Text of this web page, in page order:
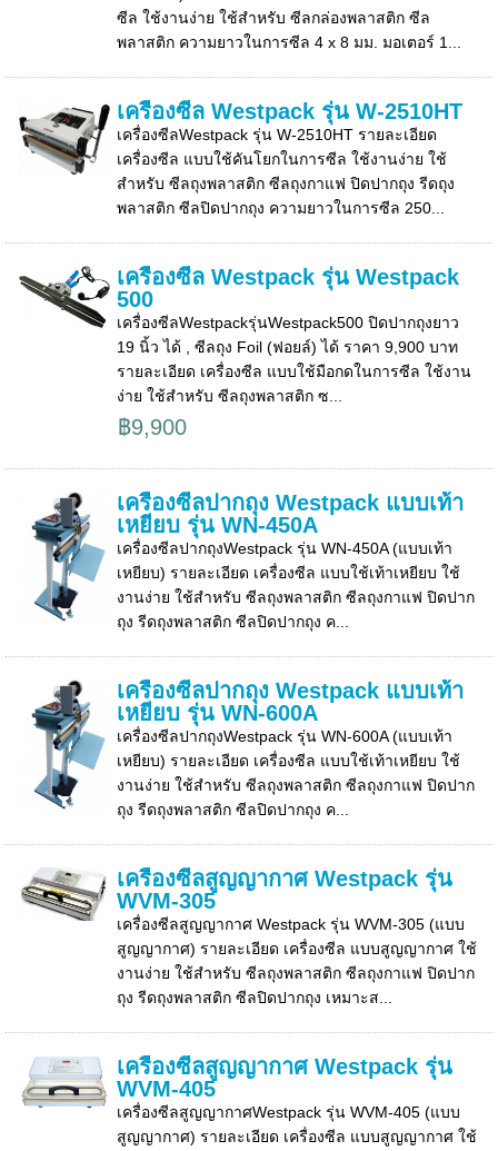
ซีล ใช้งานง่าย ใช้สำหรับ ซีลกล่องพลาสติก ซีล
พลาสติก ความยาวในการซีล 4 x 8 มม. มอเตอร์ 1...
เครื่องซีล Westpack รุ่น W-2510HT
เครื่องซีลWestpack รุ่น W-2510HT รายละเอียด
เครื่องซีล แบบใช้คันโยกในการซีล ใช้งานง่าย ใช้
สำหรับ ซีลถุงพลาสติก ซีลถุงกาแฟ ปิดปากถุง รีดถุง
พลาสติก ซีลปิดปากถุง ความยาวในการซีล 250...
เครื่องซีล Westpack รุ่น Westpack
500
เครื่องซีลWestpackรุ่นWestpack500 ปิดปากถุงยาว
19 นิ้ว ได้ , ซีลถุง Foil (ฟอยล์) ได้ ราคา 9,900 บาท
รายละเอียด เครื่องซีล แบบใช้มือกดในการซีล ใช้งาน
ง่าย ใช้สำหรับ ซีลถุงพลาสติก ซ...
฿9,900
เครื่องซีลปากถุง Westpack แบบเท้า
เหยียบ รุ่น WN-450A
เครื่องซีลปากถุงWestpack รุ่น WN-450A (แบบเท้า
เหยียบ) รายละเอียด เครื่องซีล แบบใช้เท้าเหยียบ ใช้
งานง่าย ใช้สำหรับ ซีลถุงพลาสติก ซีลถุงกาแฟ ปิดปาก
ถุง รีดถุงพลาสติก ซีลปิดปากถุง ค...
เครื่องซีลปากถุง Westpack แบบเท้า
เหยียบ รุ่น WN-600A
เครื่องซีลปากถุงWestpack รุ่น WN-600A (แบบเท้า
เหยียบ) รายละเอียด เครื่องซีล แบบใช้เท้าเหยียบ ใช้
งานง่าย ใช้สำหรับ ซีลถุงพลาสติก ซีลถุงกาแฟ ปิดปาก
ถุง รีดถุงพลาสติก ซีลปิดปากถุง ค...
เครื่องซีลสูญญากาศ Westpack รุ่น
WVM-305
เครื่องซีลสูญญากาศ Westpack รุ่น WVM-305 (แบบ
สูญญากาศ) รายละเอียด เครื่องซีล แบบสูญญากาศ ใช้
งานง่าย ใช้สำหรับ ซีลถุงพลาสติก ซีลถุงกาแฟ ปิดปาก
ถุง รีดถุงพลาสติก ซีลปิดปากถุง เหมาะส...
เครื่องซีลสูญญากาศ Westpack รุ่น
WVM-405
เครื่องซีลสูญญากาศWestpack รุ่น WVM-405 (แบบ
สูญญากาศ) รายละเอียด เครื่องซีล แบบสูญญากาศ ใช้